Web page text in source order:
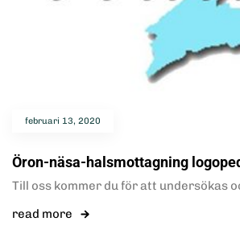
februari 13, 2020
Öron-näsa-halsmottagning
Till oss kommer du för att undersökas
read more